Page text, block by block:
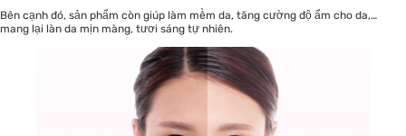
Bên cạnh đó, sản phẩm còn giúp làm mềm da, tăng cường độ ẩm cho da,…
mang lại làn da mịn màng, tươi sáng tự nhiên.